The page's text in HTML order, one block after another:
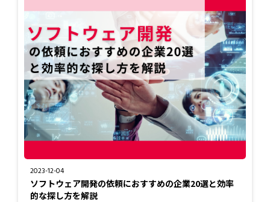
2023-12-04
ソフトウェア開発の依頼におすすめの企業20選と効率
的な探し方を解説